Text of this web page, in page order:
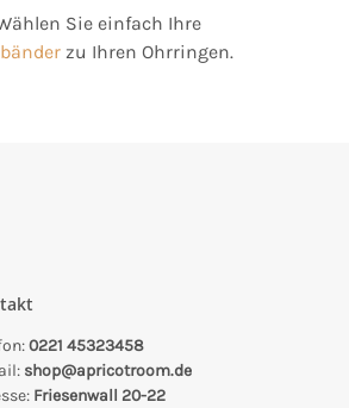
Sie einfach Ihre
zu Ihren Ohrringen.
0221 45323458
shop@apricotroom.de
Friesenwall 20-22